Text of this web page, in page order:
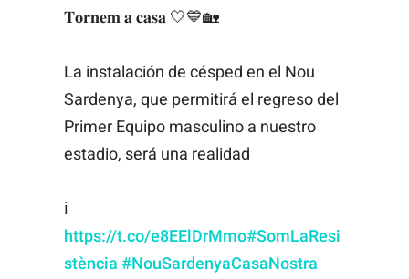
𝐓𝐨𝐫𝐧𝐞𝐦 𝐚 𝐜𝐚𝐬𝐚 🤍💙🏡
La instalación de césped en el Nou
Sardenya, que permitirá el regreso del
Primer Equipo masculino a nuestro
estadio, será una realidad
ℹ️
https://t.co/e8EElDrMmo#SomLaResi
stència #NouSardenyaCasaNostra